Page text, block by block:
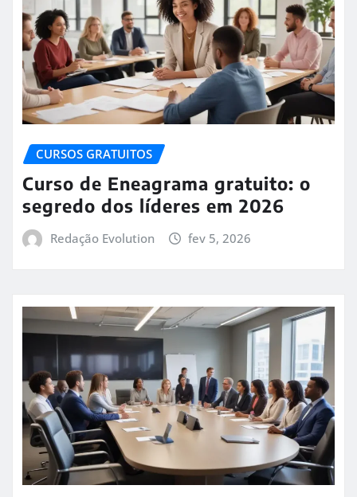
CURSOS GRATUITOS
Curso de Eneagrama gratuito: o
segredo dos líderes em 2026
Redação Evolution fev 5, 2026